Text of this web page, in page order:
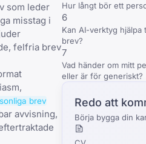
som leder
misstag i
felfria brev
brev
avvisning,
Hur långt bör ett
6
Kan AI-verktyg hjälpa
brev?
7
Vad händer om mitt
eller är för generiskt?
Redo att
Börja bygga din